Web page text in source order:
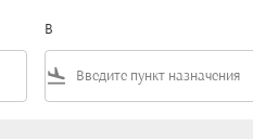
В
flight_land